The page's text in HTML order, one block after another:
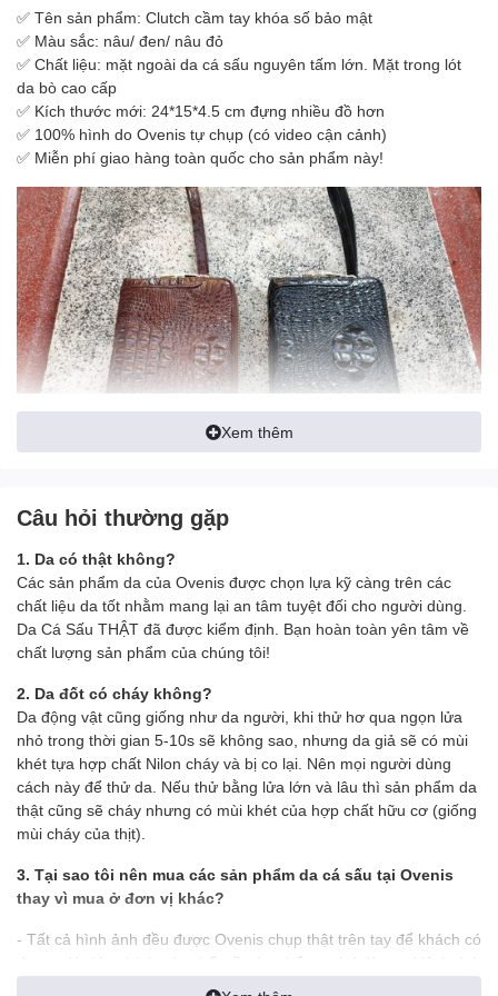
✅ Tên sản phẩm: Clutch cầm tay khóa số bảo mật
✅ Màu sắc: nâu/ đen/ nâu đỏ
✅ Chất liệu: mặt ngoài da cá sấu nguyên tấm lớn. Mặt trong lót
da bò cao cấp
✅ Kích thước mới: 24*15*4.5 cm đựng nhiều đồ hơn
✅ 100% hình do Ovenis tự chụp (có video cận cảnh)
✅ Miễn phí giao hàng toàn quốc cho sản phẩm này!
Xem thêm
Câu hỏi thường gặp
1. Da có thật không?
Các sản phẩm da của Ovenis được chọn lựa kỹ càng trên các
chất liệu da tốt nhằm mang lại an tâm tuyệt đối cho người dùng.
Da Cá Sấu THẬT đã được kiểm định. Bạn hoàn toàn yên tâm về
chất lượng sản phẩm của chúng tôi!
2. Da đốt có cháy không?
Da động vật cũng giống như da người, khi thử hơ qua ngọn lửa
nhỏ trong thời gian 5-10s sẽ không sao, nhưng da giả sẽ có mùi
khét tựa hợp chất Nilon cháy và bị co lại. Nên mọi người dùng
cách này để thử da. Nếu thử bằng lửa lớn và lâu thì sản phẩm da
thật cũng sẽ cháy nhưng có mùi khét của hợp chất hữu cơ (giống
mùi cháy của thịt).
3. Tại sao tôi nên mua các sản phẩm da cá sấu tại Ovenis
thay vì mua ở đơn vị khác?
- Tất cả hình ảnh đều được Ovenis chụp thật trên tay để khách có
được cái nhìn chính xác nhất về sản phẩm, tránh làm sai lệch tính